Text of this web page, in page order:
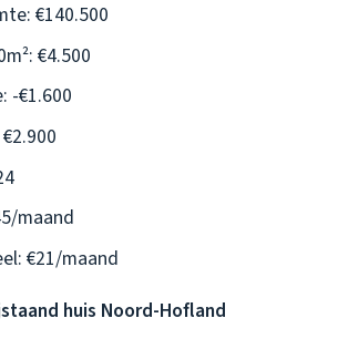
€140.500
€4.500
-€1.600
maand
€21/maand
huis Noord-Hofland